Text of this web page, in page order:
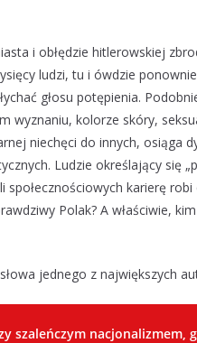
i obłędzie hitlerowskiej
ludzi, tu i ówdzie
głosu potępienia.
wyznaniu, kolorze skóry,
niechęci do innych, osiąga
Ludzie określający się
karierę
Polak? A właściwie,
jednego z największych
szaleńczym nacjonalizmem,